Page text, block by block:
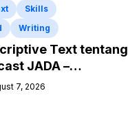
Skills
Writing
Text tentang
JADA –
7, 2026